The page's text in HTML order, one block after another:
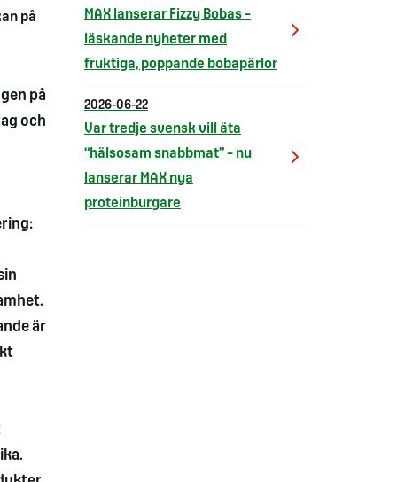
på
på
och
är
MAX lanserar Fizzy Bobas –
läskande nyheter med
fruktiga, poppande bobapärlor
2026-06-22
Var tredje svensk vill äta
“hälsosam snabbmat” – nu
lanserar MAX nya
proteinburgare